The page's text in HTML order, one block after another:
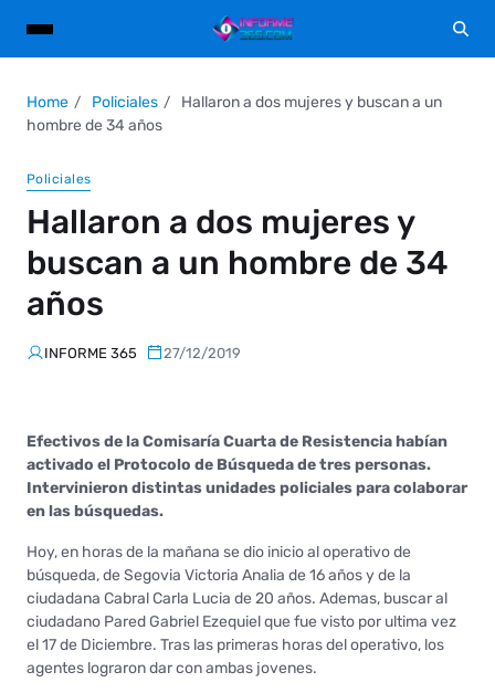
Home Policiales
Hallaron a dos mujeres y buscan a un
hombre de 34 años
Policiales
Hallaron a dos mujeres y
buscan a un hombre de 34
años
INFORME 365 27/12/2019
Efectivos de la Comisaría Cuarta de Resistencia habían
activado el Protocolo de Búsqueda de tres personas.
Intervinieron distintas unidades policiales para colaborar
en las búsquedas.
Hoy, en horas de la mañana se dio inicio al operativo de
búsqueda, de Segovia Victoria Analia de 16 años y de la
ciudadana Cabral Carla Lucia de 20 años. Ademas, buscar al
ciudadano Pared Gabriel Ezequiel que fue visto por ultima vez
el 17 de Diciembre. Tras las primeras horas del operativo, los
agentes lograron dar con ambas jovenes.